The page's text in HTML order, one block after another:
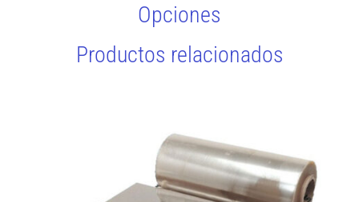
Opciones
Productos relacionados